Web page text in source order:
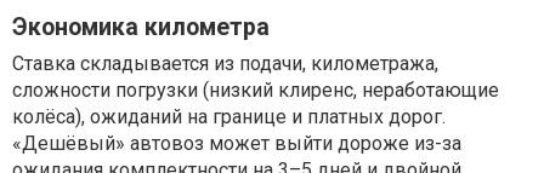
Экономика километра
Ставка складывается из подачи, километража,
сложности погрузки (низкий клиренс, неработающие
колёса), ожиданий на границе и платных дорог.
«Дешёвый» автовоз может выйти дороже из-за